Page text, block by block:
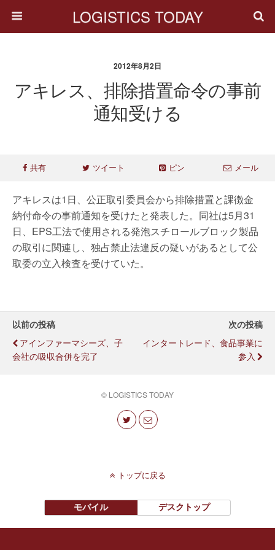
LOGISTICS TODAY
2012年8月2日
アキレス、排除措置命令の事前
通知受ける
共有 ツイート ピン メール
アキレスは1日、公正取引委員会から排除措置と課徴金
納付命令の事前通知を受けたと発表した。同社は5月31
日、EPS工法で使用される発泡スチロールブロック製品
の取引に関連し、独占禁止法違反の疑いがあるとして公
取委の立入検査を受けていた。
以前の投稿
アインファーマシーズ、子
会社の吸収合併を完了
次の投稿
インタートレード、食品事業に
参入
© LOGISTICS TODAY
トップに戻る
モバイル デスクトップ